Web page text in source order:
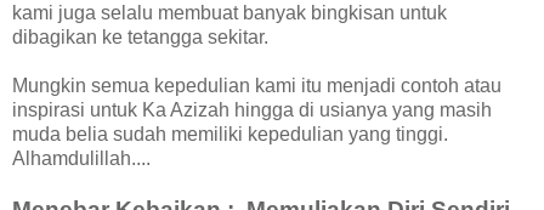
kami juga selalu membuat banyak bingkisan untuk
dibagikan ke tetangga sekitar.
Mungkin semua kepedulian kami itu menjadi contoh atau
inspirasi untuk Ka Azizah hingga di usianya yang masih
muda belia sudah memiliki kepedulian yang tinggi.
Alhamdulillah....